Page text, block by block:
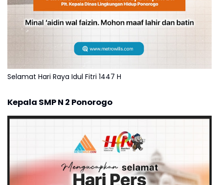
Selamat Hari Raya Idul Fitri 1447 H
Kepala SMP N 2 Ponorogo